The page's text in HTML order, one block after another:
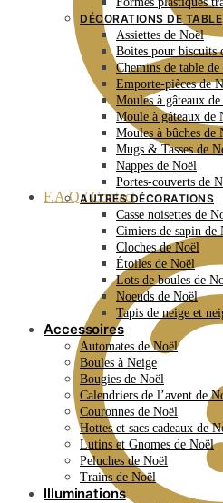
F.A.Q / Contact
DÉCORATIONS DE TABLE
Assiettes de Noël
Boites pour biscuits
Chemins de table
Emporte-pièces de
Moules à gâteaux
Moule à gâteaux de
Moules à bûches de
Mugs & Tasses de
Nappes de Noël
Portes-couverts de
AUTRES DÉCORATIONS
Casse noisettes de
Cimiers de sapin de
Cloches de Noël
Étoiles de Noël
Lots de boules de
Noeuds de Noël
Tapis de neige et
Accessoires
Automates de Noël
Boules à Neige
Bougies de Noël
Calendriers de l’avent de
Couronnes de Noël
Hottes et sacs cadeaux de
Lutins et Gnomes de Noël
Peluches de Noël
Trains de Noël
Illuminations